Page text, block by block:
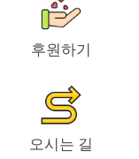
후원하기
오시는 길